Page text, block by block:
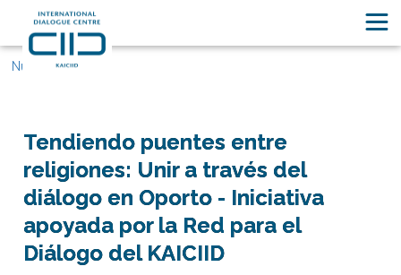
Nuestras historias
Tendiendo puentes entre
religiones: Unir a través del
diálogo en Oporto - Iniciativa
apoyada por la Red para el
Diálogo del KAICIID